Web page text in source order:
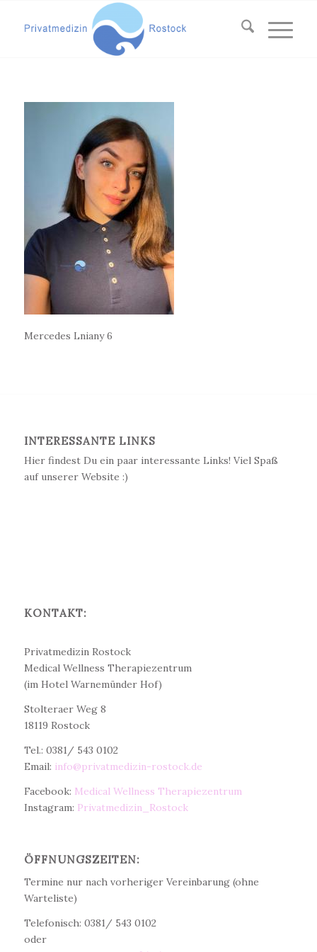
Mercedes Lniany 6
INTERESSANTE LINKS
Hier findest Du ein paar interessante Links! Viel Spaß
auf unserer Website :)
KONTAKT:
Privatmedizin Rostock
Medical Wellness Therapiezentrum
(im Hotel Warnemünder Hof)
Stolteraer Weg 8
18119 Rostock
Tel.: 0381/ 543 0102
Email: info@privatmedizin-rostock.de
Facebook: Medical Wellness Therapiezentrum
Instagram: Privatmedizin_Rostock
ÖFFNUNGSZEITEN:
Termine nur nach vorheriger Vereinbarung (ohne
Warteliste)
Telefonisch: 0381/ 543 0102
oder